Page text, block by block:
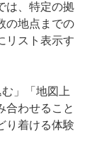
は、特定の拠
の地点までの
リスト表示す
」「地図上
合わせること
り着ける体験